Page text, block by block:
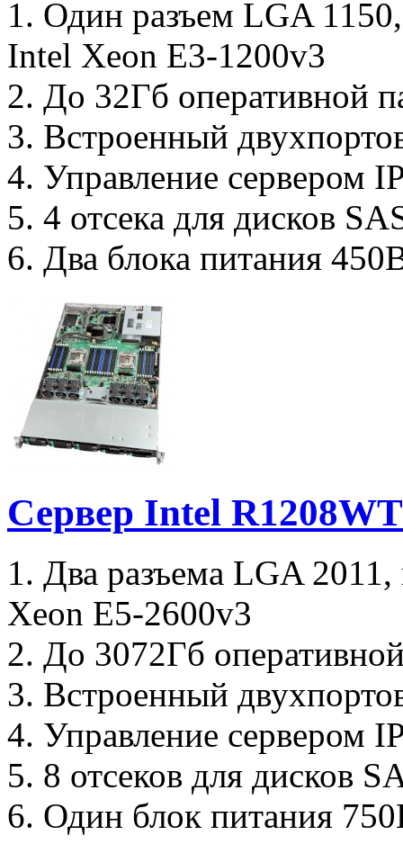
1. Один разъем LGA
Intel Xeon E3-1200v3
2. До 32Гб оперативной
3. Встроенный
4. Управление сервером
5. 4 отсека для дисков
6. Два блока питания
Сервер Intel
1. Два разъема LGA
Xeon E5-2600v3
2. До 3072Гб
3. Встроенный
4. Управление сервером
5. 8 отсеков для дисков
6. Один блок питания